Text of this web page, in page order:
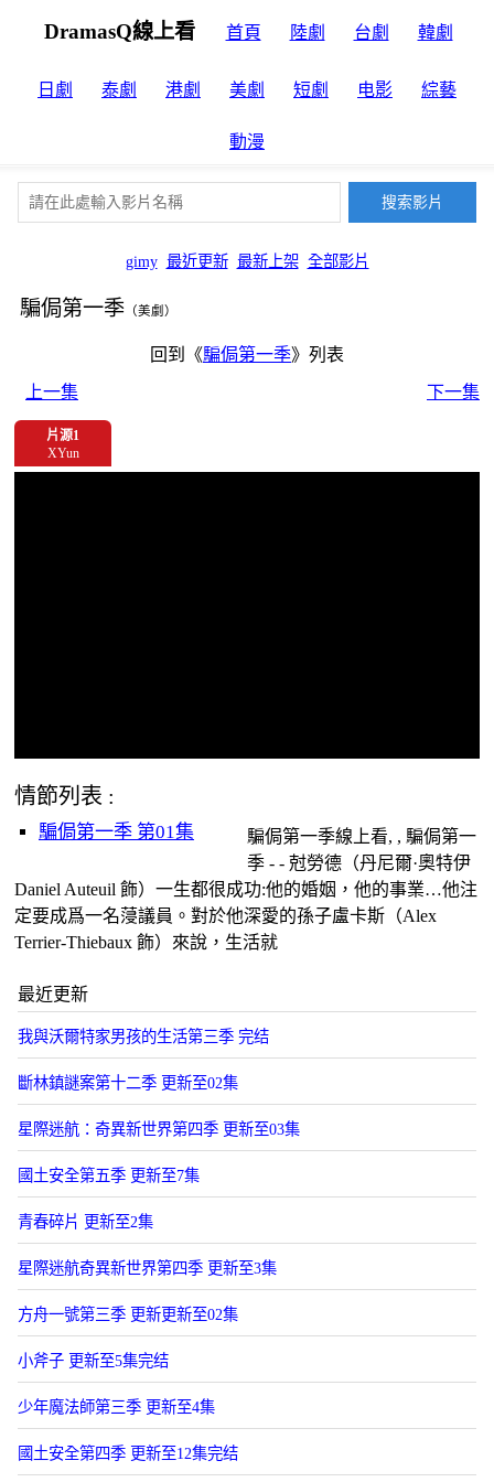
DramasQ線上看 首頁 陸劇 台劇 韓劇
日劇 泰劇 港劇 美劇 短劇 电影 綜藝
動漫
gimy 最近更新 最新上架 全部影片
騙侷第一季 （美劇）
回到《騙侷第一季》列表
上一集
下一集
片源1
XYun
情節列表 :
騙侷第一季 第01集
騙侷第一季線上看, , 騙侷第一
季 - - 尅勞德（丹尼爾·奧特伊
Daniel Auteuil 飾）一生都很成功:他的婚姻，他的事業…他注
定要成爲一名蓡議員。對於他深愛的孫子盧卡斯（Alex
Terrier-Thiebaux 飾）來說，生活就
最近更新
我與沃爾特家男孩的生活第三季 完结
斷林鎮謎案第十二季 更新至02集
星際迷航：奇異新世界第四季 更新至03集
國土安全第五季 更新至7集
青春碎片 更新至2集
星際迷航奇異新世界第四季 更新至3集
方舟一號第三季 更新更新至02集
小斧子 更新至5集完结
少年魔法師第三季 更新至4集
國土安全第四季 更新至12集完结